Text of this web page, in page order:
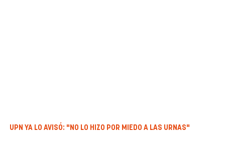
UPN YA LO AVISÓ: "NO LO HIZO POR MIEDO A LAS URNAS"